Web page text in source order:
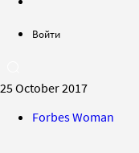
Войти
25 October 2017
Forbes Woman